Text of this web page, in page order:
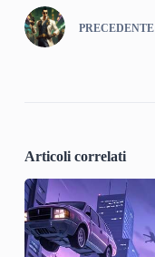
PRECEDENTE
Articoli correlati